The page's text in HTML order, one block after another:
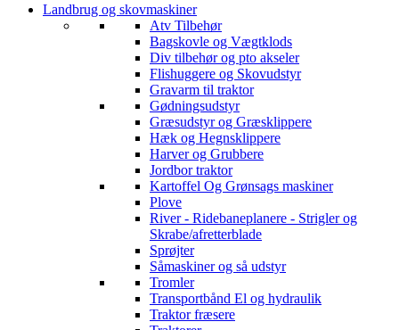
Landbrug og skovmaskiner
Atv Tilbehør
Bagskovle og Vægtklods
Div tilbehør og pto akseler
Flishuggere og Skovudstyr
Gravarm til traktor
Gødningsudstyr
Græsudstyr og Græsklippere
Hæk og Hegnsklippere
Harver og Grubbere
Jordbor traktor
Kartoffel Og Grønsags maskiner
Plove
River - Ridebaneplanere - Strigler og
Skrabe/afretterblade
Sprøjter
Såmaskiner og så udstyr
Tromler
Transportbånd El og hydraulik
Traktor fræsere